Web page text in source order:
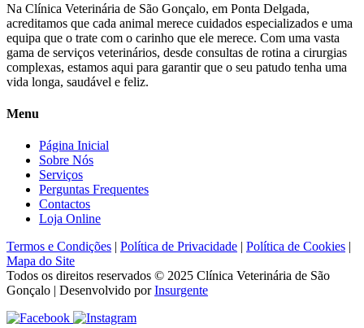
Na Clínica Veterinária de São Gonçalo, em Ponta Delgada,
acreditamos que cada animal merece cuidados especializados e uma
equipa que o trate com o carinho que ele merece. Com uma vasta
gama de serviços veterinários, desde consultas de rotina a cirurgias
complexas, estamos aqui para garantir que o seu patudo tenha uma
vida longa, saudável e feliz.
Menu
Página Inicial
Sobre Nós
Serviços
Perguntas Frequentes
Contactos
Loja Online
Termos e Condições | Política de Privacidade | Política de Cookies |
Mapa do Site
Todos os direitos reservados © 2025 Clínica Veterinária de São
Gonçalo | Desenvolvido porInsurgente